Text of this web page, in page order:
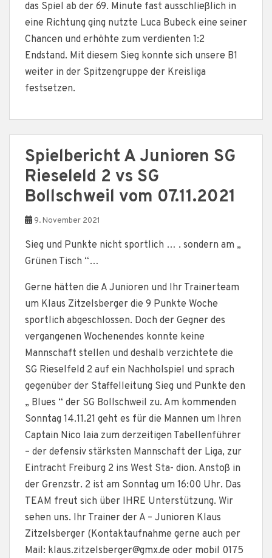
das Spiel ab der 69. Minute fast ausschließlich in
eine Richtung ging nutzte Luca Bubeck eine seiner
Chancen und erhöhte zum verdienten 1:2
Endstand. Mit diesem Sieg konnte sich unsere B1
weiter in der Spitzengruppe der Kreisliga
festsetzen.
Spielbericht A Junioren SG
Rieseleld 2 vs SG
Bollschweil vom 07.11.2021
9. November 2021
Sieg und Punkte nicht sportlich … . sondern am „
Grünen Tisch “…
Gerne hätten die A Junioren und Ihr Trainerteam
um Klaus Zitzelsberger die 9 Punkte Woche
sportlich abgeschlossen. Doch der Gegner des
vergangenen Wochenendes konnte keine
Mannschaft stellen und deshalb verzichtete die
SG Rieselfeld 2 auf ein Nachholspiel und sprach
gegenüber der Staffelleitung Sieg und Punkte den
„ Blues “ der SG Bollschweil zu. Am kommenden
Sonntag 14.11.21 geht es für die Mannen um Ihren
Captain Nico Iaia zum derzeitigen Tabellenführer
– der defensiv stärksten Mannschaft der Liga, zur
Eintracht Freiburg 2 ins West Sta- dion. Anstoß in
der Grenzstr. 2 ist am Sonntag um 16:00 Uhr. Das
TEAM freut sich über IHRE Unterstützung. Wir
sehen uns. Ihr Trainer der A – Junioren Klaus
Zitzelsberger (Kontaktaufnahme gerne auch per
Mail: klaus.zitzelsberger@gmx.de oder mobil 0175